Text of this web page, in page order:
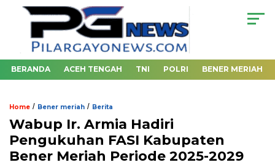
BERANDA ACEH TENGAH TNI POLRI BENER MERIAH
Home / Bener meriah / Berita
Wabup Ir. Armia Hadiri
Pengukuhan FASI Kabupaten
Bener Meriah Periode 2025-2029